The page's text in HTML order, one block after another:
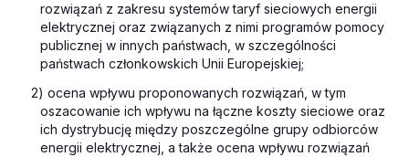
rozwiązań z zakresu systemów taryf sieciowych energii
elektrycznej oraz związanych z nimi programów pomocy
publicznej w innych państwach, w szczególności
państwach członkowskich Unii Europejskiej;
2) ocena wpływu proponowanych rozwiązań, w tym
oszacowanie ich wpływu na łączne koszty sieciowe oraz
ich dystrybucję między poszczególne grupy odbiorców
energii elektrycznej, a także ocena wpływu rozwiązań